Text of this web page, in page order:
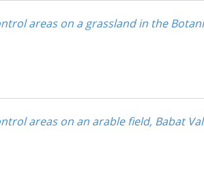
areas on a grassland in the
areas on an arable field, Babat